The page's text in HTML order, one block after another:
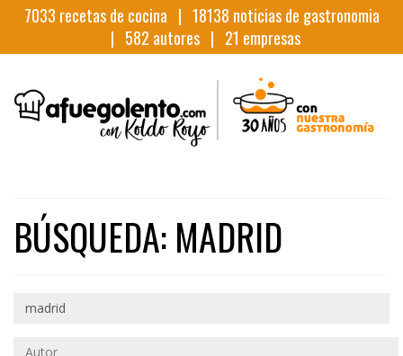
7033 recetas de cocina | 18138 noticias de gastronomia
| 582 autores | 21 empresas
BÚSQUEDA: MADRID